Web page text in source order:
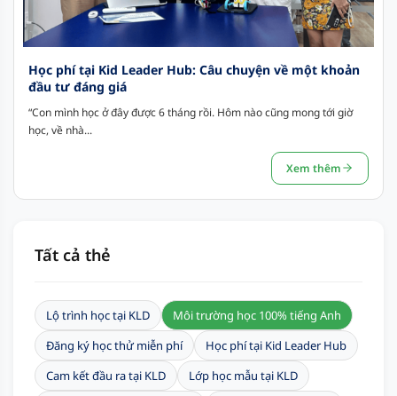
Học phí tại Kid Leader Hub: Câu chuyện về một khoản
đầu tư đáng giá
“Con mình học ở đây được 6 tháng rồi. Hôm nào cũng mong tới giờ
học, về nhà...
Xem thêm
Tất cả thẻ
Lộ trình học tại KLD
Môi trường học 100% tiếng Anh
Đăng ký học thử miễn phí
Học phí tại Kid Leader Hub
Cam kết đầu ra tại KLD
Lớp học mẫu tại KLD